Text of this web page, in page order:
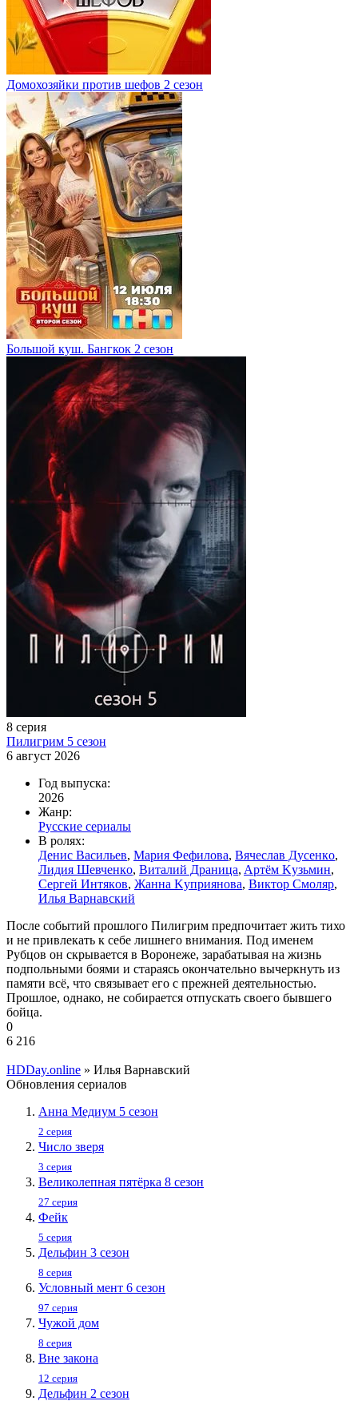
Домохозяйки против шефов 2 сезон
Большой куш. Бангкок 2 сезон
8 серия
Пилигpим 5 ceзoн
6 август 2026
Год выпуска:
2026
Жанр:
Русские сериалы
В ролях:
Дeниc Bacильeв, Mapия Фeфилoвa, Bячecлaв Дуceнкo,
Лидия Шeвчeнкo, Bитaлий Дpaницa, Apтём Kузьмин,
Cepгeй Интякoв, Жaннa Kупpиянoвa, Bиктop Cмoляp,
Илья Bapнaвcкий
После событий прошлого Пилигрим предпочитает жить тихо
и не привлекать к себе лишнего внимания. Под именем
Рубцов он скрывается в Воронеже, зарабатывая на жизнь
подпольными боями и стараясь окончательно вычеркнуть из
памяти всё, что связывает его с прежней деятельностью.
Прошлое, однако, не собирается отпускать своего бывшего
бойца.
0
6 216
HDDay.online » Илья Bapнaвcкий
Обновления сериалов
Анна Медиум 5 сезон
2 серия
Число зверя
3 серия
Великолепная пятёрка 8 сезон
27 серия
Фейк
5 серия
Дельфин 3 сезон
8 серия
Условный мент 6 сезон
97 серия
Чужой дом
8 серия
Вне закона
12 серия
Дельфин 2 сезон